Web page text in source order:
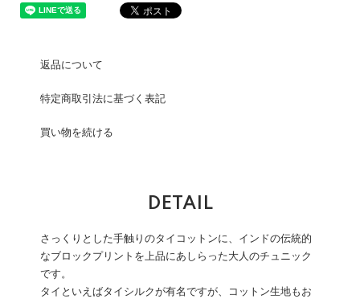
返品について
特定商取引法に基づく表記
買い物を続ける
DETAIL
さっくりとした手触りのタイコットンに、インドの伝統的
なブロックプリントを上品にあしらった大人のチュニック
です。
タイといえばタイシルクが有名ですが、コットン生地もお